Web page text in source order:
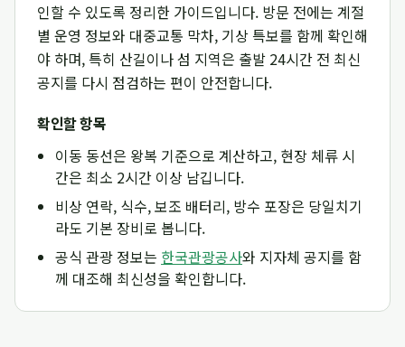
인할 수 있도록 정리한 가이드입니다. 방문 전에는 계절
별 운영 정보와 대중교통 막차, 기상 특보를 함께 확인해
야 하며, 특히 산길이나 섬 지역은 출발 24시간 전 최신
공지를 다시 점검하는 편이 안전합니다.
확인할 항목
이동 동선은 왕복 기준으로 계산하고, 현장 체류 시
간은 최소 2시간 이상 남깁니다.
비상 연락, 식수, 보조 배터리, 방수 포장은 당일치기
라도 기본 장비로 봅니다.
공식 관광 정보는 한국관광공사와 지자체 공지를 함
께 대조해 최신성을 확인합니다.